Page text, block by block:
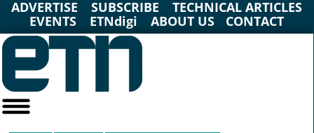
ADVERTISE SUBSCRIBE
TECHNICAL ARTICLES
EVENTS
ETNdigi ABOUT US CONTACT